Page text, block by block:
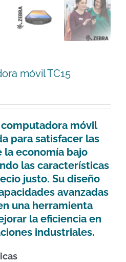
móvil TC15
móvil
para satisfacer las
la economía bajo
las características
justo. Su diseño
avanzadas
una herramienta
la eficiencia en
industriales.